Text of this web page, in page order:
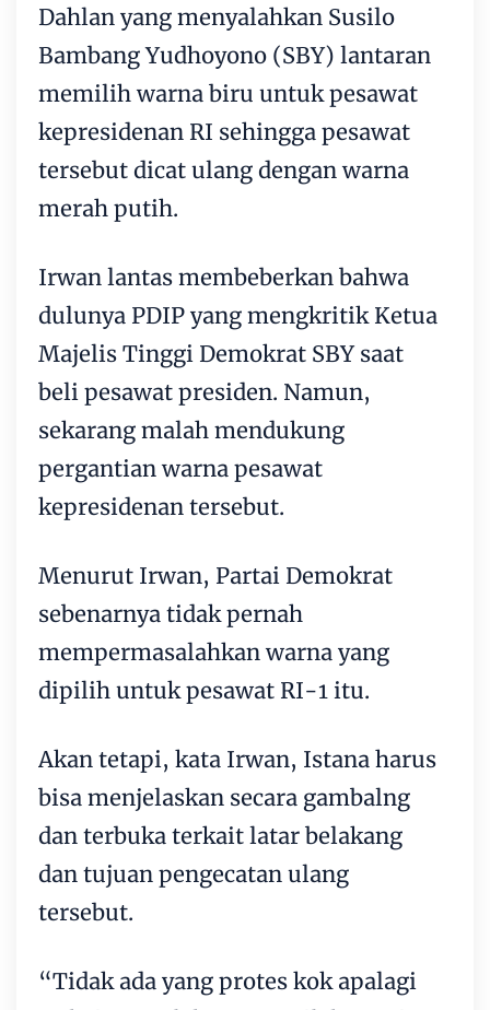
Dahlan yang menyalahkan Susilo
Bambang Yudhoyono (SBY) lantaran
memilih warna biru untuk pesawat
kepresidenan RI sehingga pesawat
tersebut dicat ulang dengan warna
merah putih.
Irwan lantas membeberkan bahwa
dulunya PDIP yang mengkritik Ketua
Majelis Tinggi Demokrat SBY saat
beli pesawat presiden. Namun,
sekarang malah mendukung
pergantian warna pesawat
kepresidenan tersebut.
Menurut Irwan, Partai Demokrat
sebenarnya tidak pernah
mempermasalahkan warna yang
dipilih untuk pesawat RI-1 itu.
Akan tetapi, kata Irwan, Istana harus
bisa menjelaskan secara gambalng
dan terbuka terkait latar belakang
dan tujuan pengecatan ulang
tersebut.
“Tidak ada yang protes kok apalagi